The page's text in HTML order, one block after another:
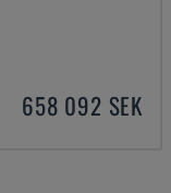
658 092 SEK